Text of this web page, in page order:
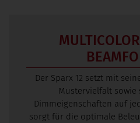
Der Sparx 12 setzt mit
Mustervielfalt sowie
Dimmeigenschaften auf
sorgt für die optimale